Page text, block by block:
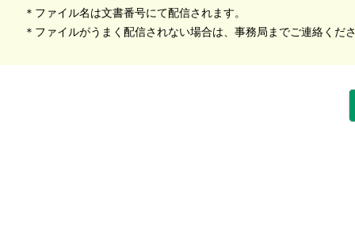
＊ファイル名は文書番号にて配信されます。
＊ファイルがうまく配信されない場合は、事務局までご連絡くだ